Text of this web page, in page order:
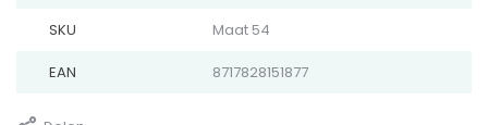
SKU Maat 54
EAN 8717828151877